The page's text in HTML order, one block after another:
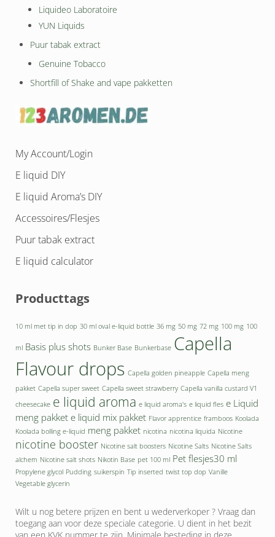
Liquideo Laboratoire
YUN Liquids
Puur tabak extract
Genuine Tobacco
Shortfill of Shake and vape pakketten
My Account/Login
E liquid DIY
E liquid Aroma’s DIY
Accessoires/Flesjes
Puur tabak extract
E liquid calculator
Producttags
10 ml met tip in dop 30 ml oval e-liquid bottle 36 mg 50 mg 72 mg 100 mg 100
ml Basis plus shots Bunker Base Bunkerbase Capella
Flavour drops Capella golden pineapple Capella meng
pakket Capella super sweet Capella sweet strawberry Capella vanilla custard V1
cheesecake e liquid aroma e liquid aroma's e liquid fles e Liquid
meng pakket e liquid mix pakket Flavor apprentice framboos Koolada
Koolada bolling e-liquid meng pakket nicotina nicotina liquida Nicotine
nicotine booster Nicotine salt boosters Nicotine Salts Nicotine Salts
alchem Nicotine salt shots Nikotin Base pet 100 ml Pet flesjes30 ml
Propylene glycol Pudding suikerspin Tip inserted twist top dop Vanille
Vegetable glycerin
Wilt u nog betere prijzen en bent u wederverkoper ? Vraag dan
toegang aan voor deze speciale categorie. U dient in het bezit